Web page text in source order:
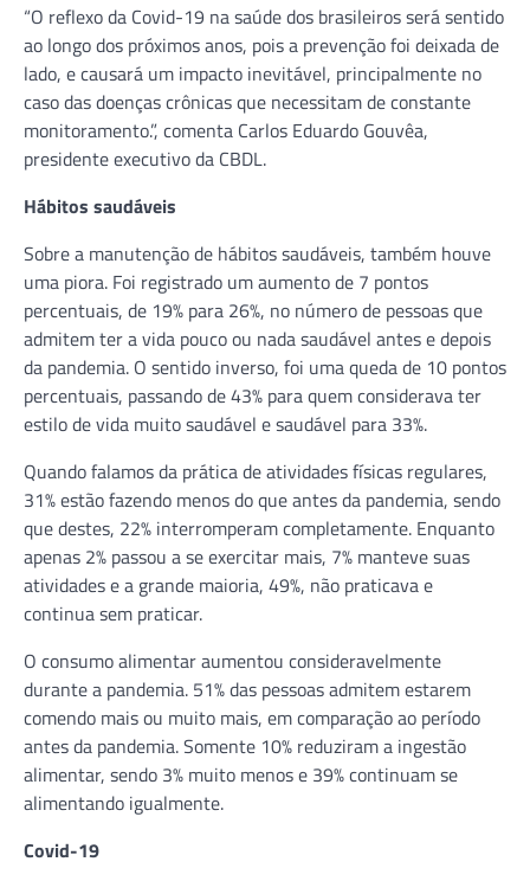
“O reflexo da Covid-19 na saúde dos brasileiros será sentido
ao longo dos próximos anos, pois a prevenção foi deixada de
lado, e causará um impacto inevitável, principalmente no
caso das doenças crônicas que necessitam de constante
monitoramento.”, comenta Carlos Eduardo Gouvêa,
presidente executivo da CBDL.
Hábitos saudáveis
Sobre a manutenção de hábitos saudáveis, também houve
uma piora. Foi registrado um aumento de 7 pontos
percentuais, de 19% para 26%, no número de pessoas que
admitem ter a vida pouco ou nada saudável antes e depois
da pandemia. O sentido inverso, foi uma queda de 10 pontos
percentuais, passando de 43% para quem considerava ter
estilo de vida muito saudável e saudável para 33%.
Quando falamos da prática de atividades físicas regulares,
31% estão fazendo menos do que antes da pandemia, sendo
que destes, 22% interromperam completamente. Enquanto
apenas 2% passou a se exercitar mais, 7% manteve suas
atividades e a grande maioria, 49%, não praticava e
continua sem praticar.
O consumo alimentar aumentou consideravelmente
durante a pandemia. 51% das pessoas admitem estarem
comendo mais ou muito mais, em comparação ao período
antes da pandemia. Somente 10% reduziram a ingestão
alimentar, sendo 3% muito menos e 39% continuam se
alimentando igualmente.
Covid-19